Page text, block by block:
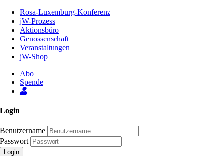
Inhalt
Seite
Rosa-Luxemburg-Konferenz
jW-Prozess
Aktionsbüro
Genossenschaft
Veranstaltungen
jW-Shop
Abo
Spende
Login
Benutzername
Passwort
Login